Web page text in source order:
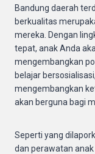
Bandung daerah
berkualitas
mereka. Dengan
tepat, anak Anda
mengembangkan
belajar
mengembangkan
akan berguna bagi
Seperti yang
dan perawatan